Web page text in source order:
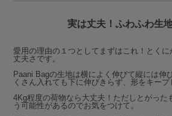
実は丈夫！ふわふわ生
愛用の理由の１つとしてまずはこれ！とく
丈夫さです。
Paani Bagの生地は横によく伸びて縦には伸
くさん入れても下に伸びきらず、形をキープ
4Kg程度の荷物なら大丈夫！ただしとがった
う可能性があるのでお気をつけて。